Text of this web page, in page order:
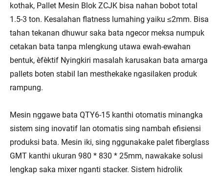
kothak, Pallet Mesin Blok ZCJK bisa nahan bobot total
1.5-3 ton. Kesalahan flatness lumahing yaiku ≤2mm. Bisa
tahan tekanan dhuwur saka bata ngecor meksa numpuk
cetakan bata tanpa mlengkung utawa ewah-ewahan
bentuk, èfèktif Nyingkiri masalah karusakan bata amarga
pallets boten stabil lan mesthekake ngasilaken produk
rampung.
Mesin nggawe bata QTY6-15 kanthi otomatis minangka
sistem sing inovatif lan otomatis sing nambah efisiensi
produksi bata. Mesin iki, sing nggunakake palet fiberglass
GMT kanthi ukuran 980 * 830 * 25mm, nawakake solusi
lengkap saka mixer nganti stacker. Sistem hidrolik